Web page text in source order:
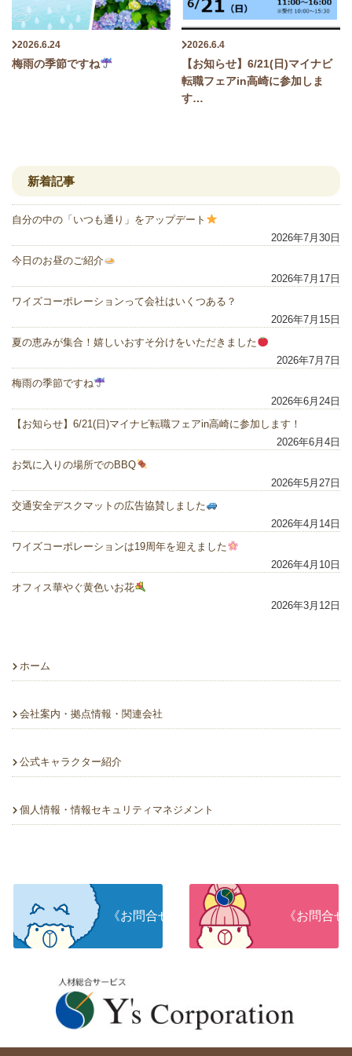
2026.6.24
梅雨の季節ですね
2026.6.4
【お知らせ】6/21(日)マイナビ
転職フェアin高崎に参加しま
す…
新着記事
自分の中の「いつも通り」をアップデート
2026年7月30日
今日のお昼のご紹介
2026年7月17日
ワイズコーポレーションって会社はいくつある？
2026年7月15日
夏の恵みが集合！嬉しいおすそ分けをいただきました
2026年7月7日
梅雨の季節ですね
2026年6月24日
【お知らせ】6/21(日)マイナビ転職フェアin高崎に参加します！
2026年6月4日
お気に入りの場所でのBBQ
2026年5月27日
交通安全デスクマットの広告協賛しました
2026年4月14日
ワイズコーポレーションは19周年を迎えました
2026年4月10日
オフィス華やぐ黄色いお花
2026年3月12日
ホーム
会社案内・拠点情報・関連会社
公式キャラクター紹介
個人情報・情報セキュリティマネジメント
《お問合せ》人材をお探しの企業さま
《お問合